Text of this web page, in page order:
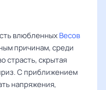
влюбленныхВесов
причинам, среди
страсть, скрытая
С приближением
напряжения,